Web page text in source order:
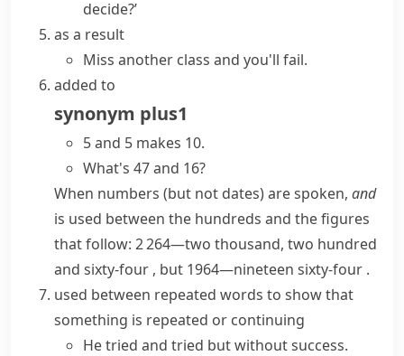
decide?’
as a result
Miss another class and you'll fail.
added to
synonym plus1
5 and 5 makes 10.
What's 47 and 16?
When numbers (but not dates) are spoken, and
is used between the hundreds and the figures
that follow: 2 264—two thousand, two hundred
and sixty-four , but 1964—nineteen sixty-four .
used between repeated words to show that
something is repeated or continuing
He tried and tried but without success.